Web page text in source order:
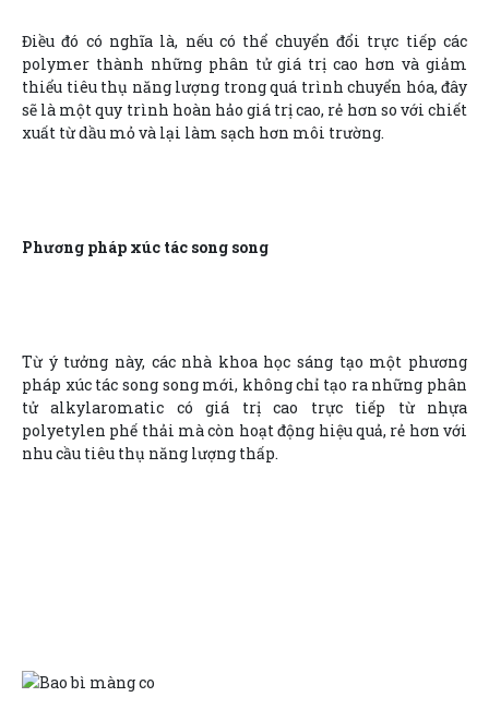
Điều đó có nghĩa là, nếu có thể chuyển đổi trực tiếp các
polymer thành những phân tử giá trị cao hơn và giảm
thiểu tiêu thụ năng lượng trong quá trình chuyển hóa, đây
sẽ là một quy trình hoàn hảo giá trị cao, rẻ hơn so với chiết
xuất từ dầu mỏ và lại làm sạch hơn môi trường.
Phương pháp xúc tác song song
Từ ý tưởng này, các nhà khoa học sáng tạo một phương
pháp xúc tác song song mới, không chỉ tạo ra những phân
tử alkylaromatic có giá trị cao trực tiếp từ nhựa
polyetylen phế thải mà còn hoạt động hiệu quả, rẻ hơn với
nhu cầu tiêu thụ năng lượng thấp.